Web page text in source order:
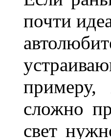
почти
примеру,
сложно
свет